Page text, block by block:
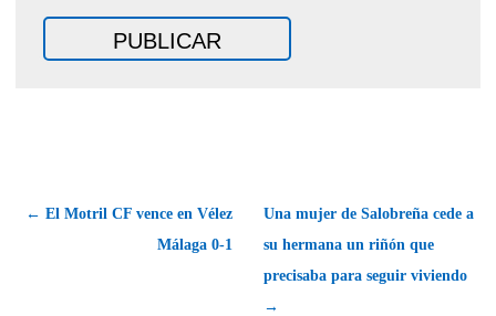
← El Motril CF vence en Vélez
Málaga 0-1
Una mujer de Salobreña cede a
su hermana un riñón que
precisaba para seguir viviendo
→